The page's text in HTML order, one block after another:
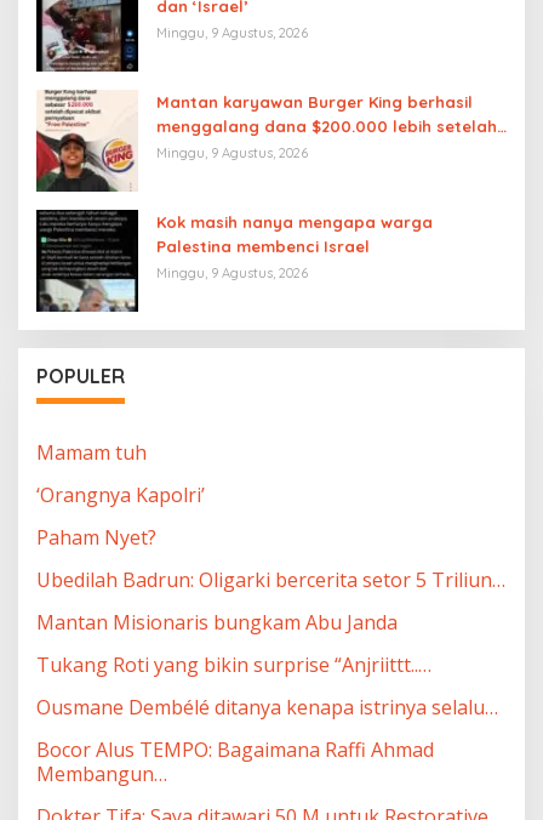
dan ‘Israel’
Minggu, 9 Agustus, 2026
Mantan karyawan Burger King berhasil
menggalang dana $200.000 lebih setelah
dipecat akibat pernyataan “Free
Minggu, 9 Agustus, 2026
Kok masih nanya mengapa warga
Palestina membenci Israel
Minggu, 9 Agustus, 2026
POPULER
Mamam tuh
‘Orangnya Kapolri’
Paham Nyet?
Ubedilah Badrun: Oligarki bercerita setor 5 Triliun…
Mantan Misionaris bungkam Abu Janda
Tukang Roti yang bikin surprise “Anjriittt..…
Ousmane Dembélé ditanya kenapa istrinya selalu…
Bocor Alus TEMPO: Bagaimana Raffi Ahmad
Membangun…